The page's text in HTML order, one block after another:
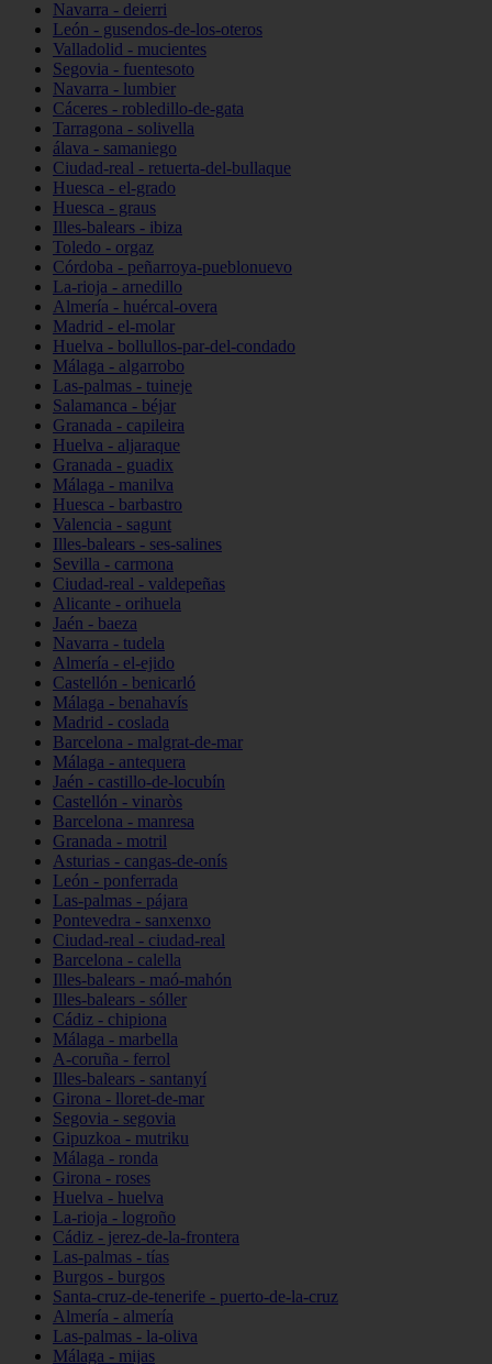
Navarra - deierri
León - gusendos-de-los-oteros
Valladolid - mucientes
Segovia - fuentesoto
Navarra - lumbier
Cáceres - robledillo-de-gata
Tarragona - solivella
álava - samaniego
Ciudad-real - retuerta-del-bullaque
Huesca - el-grado
Huesca - graus
Illes-balears - ibiza
Toledo - orgaz
Córdoba - peñarroya-pueblonuevo
La-rioja - arnedillo
Almería - huércal-overa
Madrid - el-molar
Huelva - bollullos-par-del-condado
Málaga - algarrobo
Las-palmas - tuineje
Salamanca - béjar
Granada - capileira
Huelva - aljaraque
Granada - guadix
Málaga - manilva
Huesca - barbastro
Valencia - sagunt
Illes-balears - ses-salines
Sevilla - carmona
Ciudad-real - valdepeñas
Alicante - orihuela
Jaén - baeza
Navarra - tudela
Almería - el-ejido
Castellón - benicarló
Málaga - benahavís
Madrid - coslada
Barcelona - malgrat-de-mar
Málaga - antequera
Jaén - castillo-de-locubín
Castellón - vinaròs
Barcelona - manresa
Granada - motril
Asturias - cangas-de-onís
León - ponferrada
Las-palmas - pájara
Pontevedra - sanxenxo
Ciudad-real - ciudad-real
Barcelona - calella
Illes-balears - maó-mahón
Illes-balears - sóller
Cádiz - chipiona
Málaga - marbella
A-coruña - ferrol
Illes-balears - santanyí
Girona - lloret-de-mar
Segovia - segovia
Gipuzkoa - mutriku
Málaga - ronda
Girona - roses
Huelva - huelva
La-rioja - logroño
Cádiz - jerez-de-la-frontera
Las-palmas - tías
Burgos - burgos
Santa-cruz-de-tenerife - puerto-de-la-cruz
Almería - almería
Las-palmas - la-oliva
Málaga - mijas